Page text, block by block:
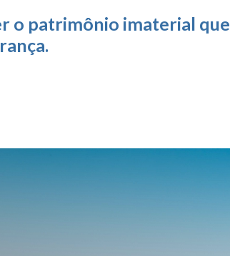
o patrimônio imaterial que